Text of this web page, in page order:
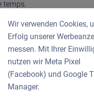
temps.
Wir verwenden Cookies,
Erfolg unserer
messen. Mit Ihrer
nutzen wir Meta Pixel
(Facebook) und Google
Manager.